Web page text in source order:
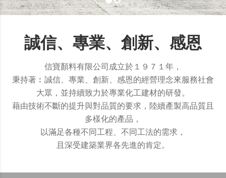
誠信、專業、創新、感恩
信寶顏料有限公司成立於１９７１年，
秉持著︰誠信、專業、創新、感恩的經營理念來服務社會
大眾，並持續致力於專業化工建材的研發。
藉由技術不斷的提升與對品質的要求，陸續產製高品質且
多樣化的產品，
以滿足各種不同工程、不同工法的需求，
且深受建築業界各先進的肯定。